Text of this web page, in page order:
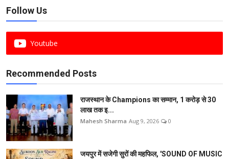
Follow Us
Youtube
Recommended Posts
राजस्थान के Champions का सम्मान, 1 करोड़ से 30
लाख तक इ...
Mahesh Sharma Aug 9, 2026 0
जयपुर में सजेगी सुरों की महफिल, 'SOUND OF MUSIC